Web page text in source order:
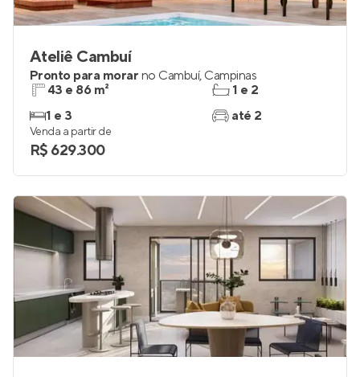
Ateliê Cambuí
Pronto para morar no Cambuí, Campinas
43 e 86 m²
1 e 3
1 e 2
até 2
Venda a partir de
R$ 629.300